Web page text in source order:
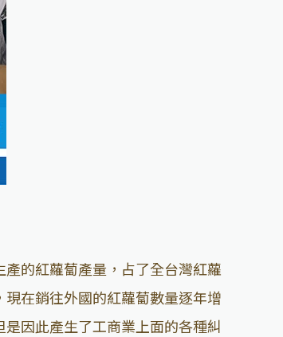
的紅蘿蔔產量，占了全台灣紅蘿
在銷往外國的紅蘿蔔數量逐年增
因此產生了工商業上面的各種糾